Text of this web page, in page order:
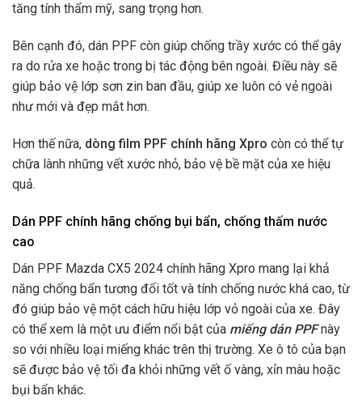
tăng tính thẩm mỹ, sang trọng hơn.
Bên cạnh đó, dán PPF còn giúp chống trầy xước có thể gây
ra do rửa xe hoặc trong bị tác động bên ngoài. Điều này sẽ
giúp bảo vệ lớp sơn zin ban đầu, giúp xe luôn có vẻ ngoài
như mới và đẹp mắt hơn.
Hơn thế nữa, dòng film PPF chính hãng Xpro còn có thể tự
chữa lành những vết xước nhỏ, bảo vệ bề mặt của xe hiệu
quả.
Dán PPF chính hãng chống bụi bẩn, chống thấm nước
cao
Dán PPF Mazda CX5 2024 chính hãng Xpro mang lại khả
năng chống bẩn tương đối tốt và tính chống nước khá cao, từ
đó giúp bảo vệ một cách hữu hiệu lớp vỏ ngoài của xe. Đây
có thể xem là một ưu điểm nổi bật của miếng dán PPFnày
so với nhiều loại miếng khác trên thị trường. Xe ô tô của bạn
sẽ được bảo vệ tối đa khỏi những vết ố vàng, xỉn màu hoặc
bụi bẩn khác.